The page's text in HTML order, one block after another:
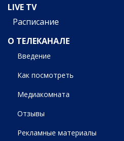
LIVE TV
Расписание
О ТЕЛЕКАНАЛЕ
Введение
Как посмотреть
Медиакомната
Отзывы
Рекламные материалы